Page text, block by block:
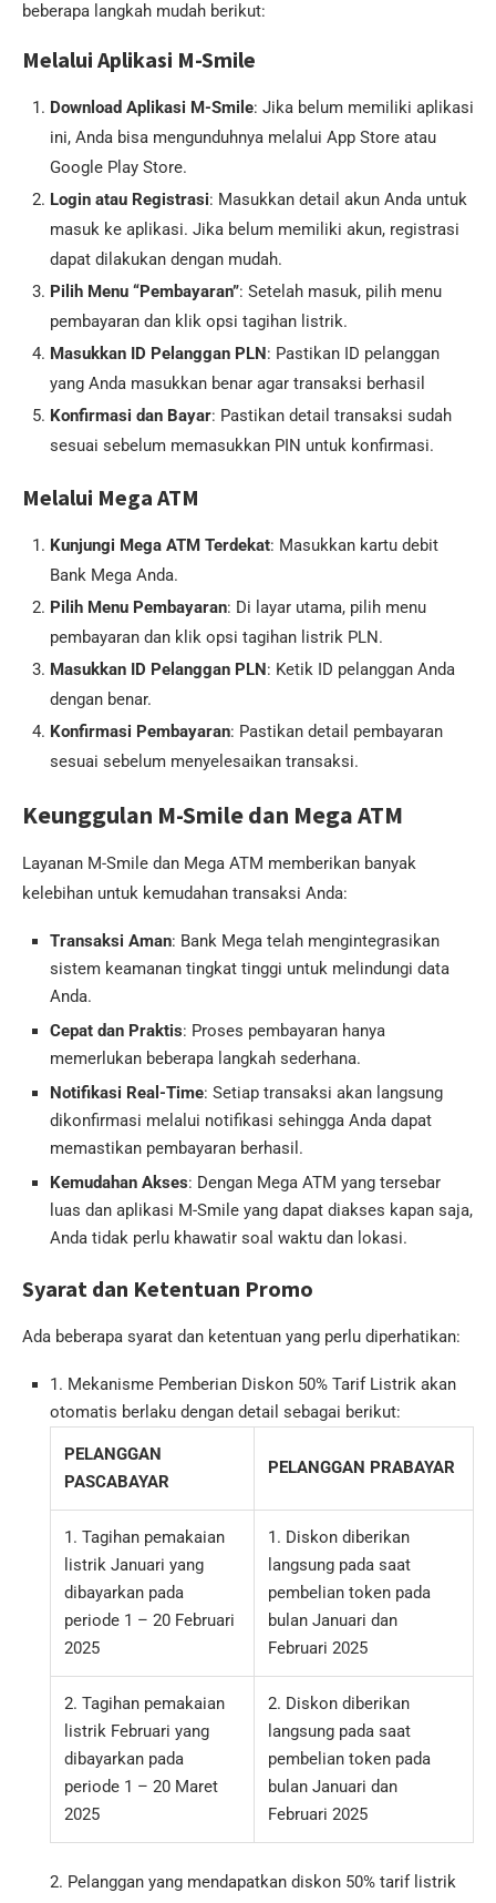
beberapa langkah mudah berikut:
Melalui Aplikasi M-Smile
Download Aplikasi M-Smile: Jika belum memiliki aplikasi
ini, Anda bisa mengunduhnya melalui App Store atau
Google Play Store.
Login atau Registrasi: Masukkan detail akun Anda untuk
masuk ke aplikasi. Jika belum memiliki akun, registrasi
dapat dilakukan dengan mudah.
Pilih Menu “Pembayaran”: Setelah masuk, pilih menu
pembayaran dan klik opsi tagihan listrik.
Masukkan ID Pelanggan PLN: Pastikan ID pelanggan
yang Anda masukkan benar agar transaksi berhasil
Konfirmasi dan Bayar: Pastikan detail transaksi sudah
sesuai sebelum memasukkan PIN untuk konfirmasi.
Melalui Mega ATM
Kunjungi Mega ATM Terdekat: Masukkan kartu debit
Bank Mega Anda.
Pilih Menu Pembayaran: Di layar utama, pilih menu
pembayaran dan klik opsi tagihan listrik PLN.
Masukkan ID Pelanggan PLN: Ketik ID pelanggan Anda
dengan benar.
Konfirmasi Pembayaran: Pastikan detail pembayaran
sesuai sebelum menyelesaikan transaksi.
Keunggulan M-Smile dan Mega ATM
Layanan M-Smile dan Mega ATM memberikan banyak
kelebihan untuk kemudahan transaksi Anda:
Transaksi Aman: Bank Mega telah mengintegrasikan
sistem keamanan tingkat tinggi untuk melindungi data
Anda.
Cepat dan Praktis: Proses pembayaran hanya
memerlukan beberapa langkah sederhana.
Notifikasi Real-Time: Setiap transaksi akan langsung
dikonfirmasi melalui notifikasi sehingga Anda dapat
memastikan pembayaran berhasil.
Kemudahan Akses: Dengan Mega ATM yang tersebar
luas dan aplikasi M-Smile yang dapat diakses kapan saja,
Anda tidak perlu khawatir soal waktu dan lokasi.
Syarat dan Ketentuan Promo
Ada beberapa syarat dan ketentuan yang perlu diperhatikan:
1. Mekanisme Pemberian Diskon 50% Tarif Listrik akan
otomatis berlaku dengan detail sebagai berikut:
PELANGGAN
PASCABAYAR
PELANGGAN PRABAYAR
1. Tagihan pemakaian
listrik Januari yang
dibayarkan pada
periode 1 – 20 Februari
2025
1. Diskon diberikan
langsung pada saat
pembelian token pada
bulan Januari dan
Februari 2025
2. Tagihan pemakaian
listrik Februari yang
dibayarkan pada
periode 1 – 20 Maret
2025
2. Diskon diberikan
langsung pada saat
pembelian token pada
bulan Januari dan
Februari 2025
2. Pelanggan yang mendapatkan diskon 50% tarif listrik